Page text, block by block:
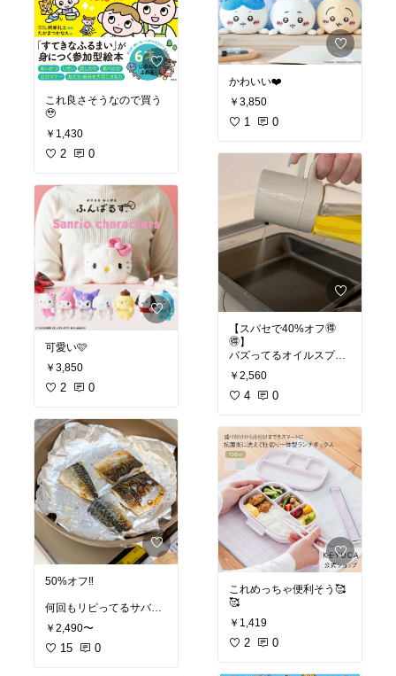
これ良さそうなので買う
🥹
￥1,430
2 0
可愛い🩷
￥3,850
2 0
50%オフ‼️
何回もリピってるサバ🐟
骨取ったりせんでええか
らめっっっちゃラ
ク！！！
￥2,490〜
15 0
かわいい❤️
￥3,850
1 0
【スパセで40%オフ🉐
🉐】
バズってるオイルスプレ
ー、
なんでもっとはよ買わん
かったんやろって後悔し
カロリーオフになるし、
節約になるし最高！
もう一つ欲しい💗
オリーブオイルでサラダ
にシュッシュするのも良
さそう💞
クーポンで安くなる
よ〜！！
#オリジナル写真
￥2,560
4 0
これめっちゃ便利そう🥰
🥰
￥1,419
2 0